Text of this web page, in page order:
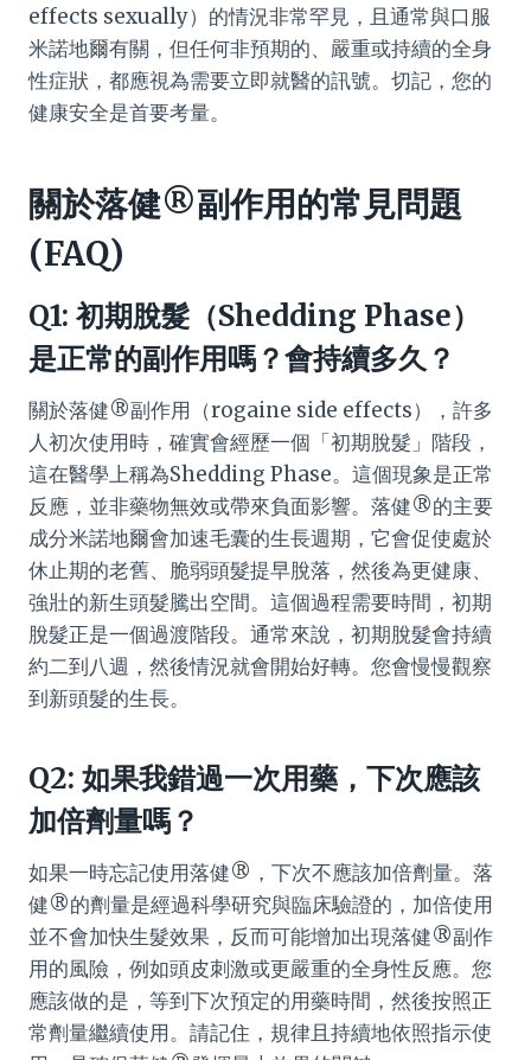
effects sexually）的情況非常罕見，且通常與口服
米諾地爾有關，但任何非預期的、嚴重或持續的全身
性症狀，都應視為需要立即就醫的訊號。切記，您的
健康安全是首要考量。
關於落健®副作用的常見問題
(FAQ)
Q1: 初期脫髮（Shedding Phase）
是正常的副作用嗎？會持續多久？
關於落健®副作用（rogaine side effects），許多
人初次使用時，確實會經歷一個「初期脫髮」階段，
這在醫學上稱為Shedding Phase。這個現象是正常
反應，並非藥物無效或帶來負面影響。落健®的主要
成分米諾地爾會加速毛囊的生長週期，它會促使處於
休止期的老舊、脆弱頭髮提早脫落，然後為更健康、
強壯的新生頭髮騰出空間。這個過程需要時間，初期
脫髮正是一個過渡階段。通常來說，初期脫髮會持續
約二到八週，然後情況就會開始好轉。您會慢慢觀察
到新頭髮的生長。
Q2: 如果我錯過一次用藥，下次應該
加倍劑量嗎？
如果一時忘記使用落健®，下次不應該加倍劑量。落
健®的劑量是經過科學研究與臨床驗證的，加倍使用
並不會加快生髮效果，反而可能增加出現落健®副作
用的風險，例如頭皮刺激或更嚴重的全身性反應。您
應該做的是，等到下次預定的用藥時間，然後按照正
常劑量繼續使用。請記住，規律且持續地依照指示使